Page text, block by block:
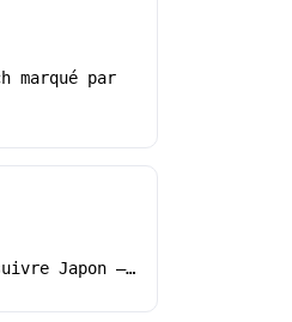
marqué par
Japon –…